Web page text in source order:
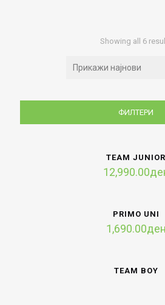
Showing all 6
ФИЛТЕРИ
TEAM JUNIOR
12,990.00
PRIMO UNI
1,690.00ден
TEAM BOY